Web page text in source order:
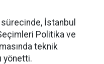
sürecinde, İstanbul
Politika ve
teknik
yönetti.